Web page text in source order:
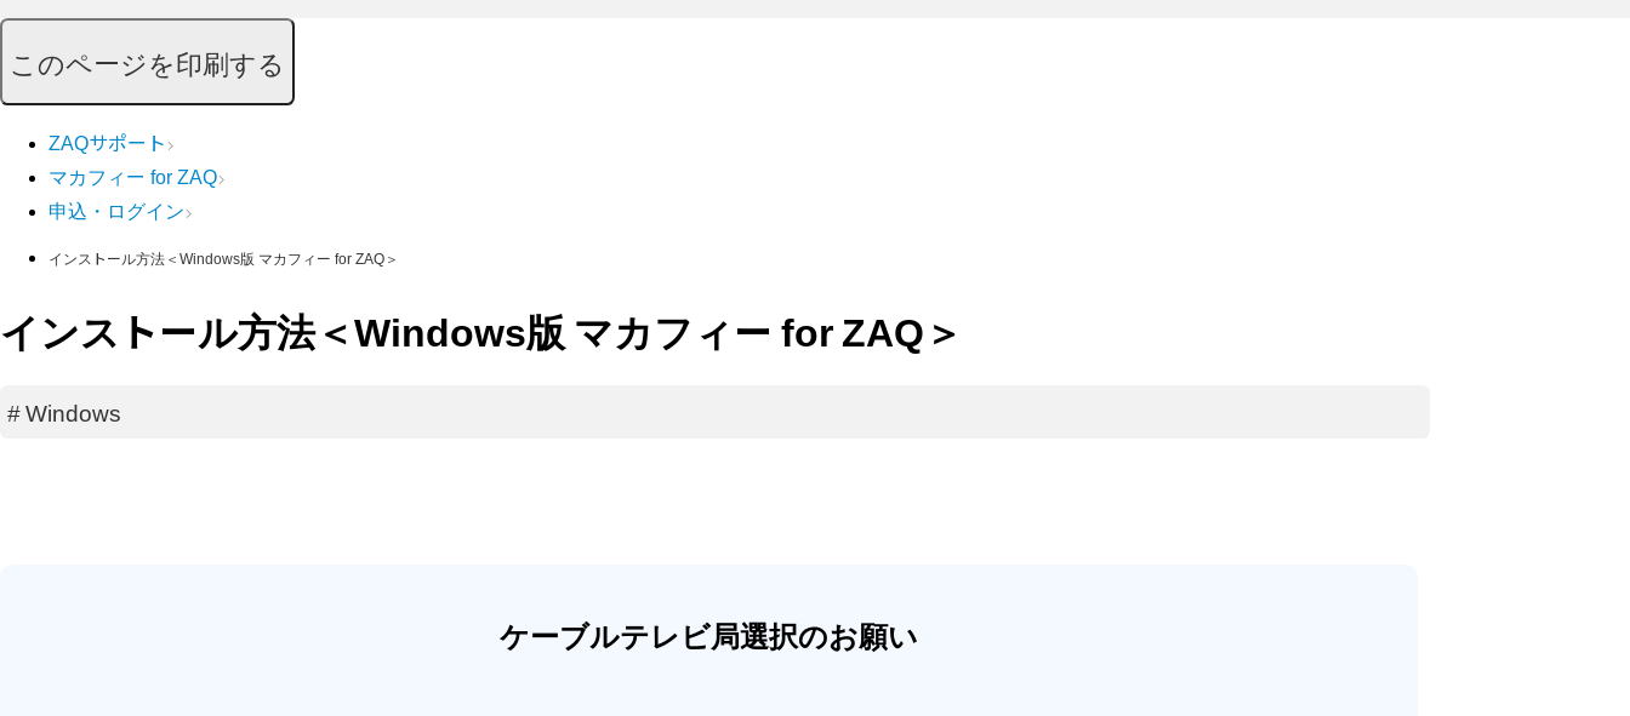
このページを印刷する
ZAQサポート
マカフィー for ZAQ
申込・ログイン
インストール方法＜Windows版 マカフィー for ZAQ＞
インストール方法＜Windows版 マカフィー for ZAQ＞
#Windows
ケーブルテレビ局選択のお願い